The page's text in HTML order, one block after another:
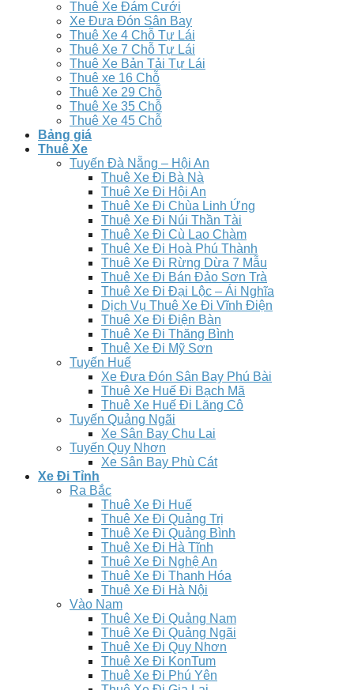
Thuê Xe Đám Cưới
Xe Đưa Đón Sân Bay
Thuê Xe 4 Chỗ Tự Lái
Thuê Xe 7 Chỗ Tự Lái
Thuê Xe Bản Tải Tự Lái
Thuê xe 16 Chỗ
Thuê Xe 29 Chỗ
Thuê Xe 35 Chỗ
Thuê Xe 45 Chỗ
Bảng giá
Thuê Xe
Tuyến Đà Nẵng – Hội An
Thuê Xe Đi Bà Nà
Thuê Xe Đi Hội An
Thuê Xe Đi Chùa Linh Ứng
Thuê Xe Đi Núi Thần Tài
Thuê Xe Đi Cù Lao Chàm
Thuê Xe Đi Hoà Phú Thành
Thuê Xe Đi Rừng Dừa 7 Mẫu
Thuê Xe Đi Bán Đảo Sơn Trà
Thuê Xe Đi Đại Lộc – Ái Nghĩa
Dịch Vụ Thuê Xe Đi Vĩnh Điện
Thuê Xe Đi Điện Bàn
Thuê Xe Đi Thăng Bình
Thuê Xe Đi Mỹ Sơn
Tuyến Huế
Xe Đưa Đón Sân Bay Phú Bài
Thuê Xe Huế Đi Bạch Mã
Thuê Xe Huế Đi Lăng Cô
Tuyến Quảng Ngãi
Xe Sân Bay Chu Lai
Tuyến Quy Nhơn
Xe Sân Bay Phù Cát
Xe Đi Tỉnh
Ra Bắc
Thuê Xe Đi Huế
Thuê Xe Đi Quảng Trị
Thuê Xe Đi Quảng Bình
Thuê Xe Đi Hà Tĩnh
Thuê Xe Đi Nghệ An
Thuê Xe Đi Thanh Hóa
Thuê Xe Đi Hà Nội
Vào Nam
Thuê Xe Đi Quảng Nam
Thuê Xe Đi Quảng Ngãi
Thuê Xe Đi Quy Nhơn
Thuê Xe Đi KonTum
Thuê Xe Đi Phú Yên